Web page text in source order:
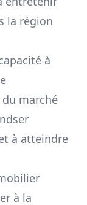
la région
à
marché
à atteindre
à la